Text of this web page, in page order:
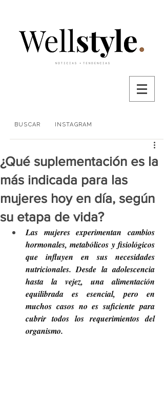
BUSCAR INSTAGRAM
¿Qué suplementación es la
más indicada para las
mujeres hoy en día, según
su etapa de vida?
Las mujeres experimentan cambios
hormonales, metabólicos y fisiológicos
que influyen en sus necesidades
nutricionales. Desde la adolescencia
hasta la vejez, una alimentación
equilibrada es esencial, pero en
muchos casos no es suficiente para
cubrir todos los requerimientos del
organismo.